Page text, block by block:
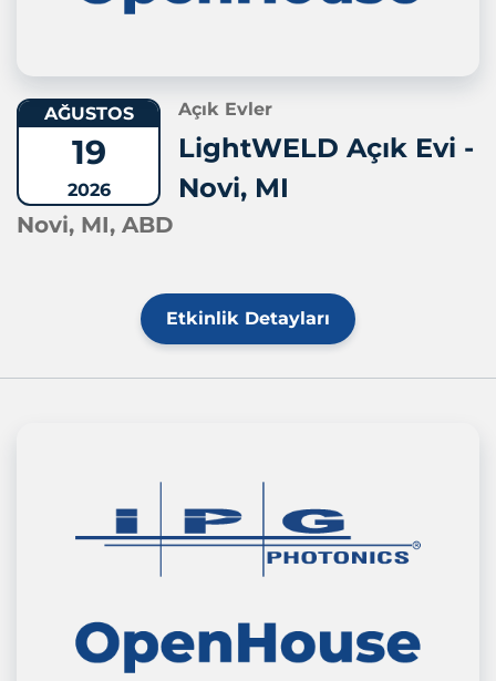
AĞUSTOS
19
2026
Açık Evler
LightWELD Açık Evi -
Novi, MI
Novi, MI, ABD
Etkinlik Detayları